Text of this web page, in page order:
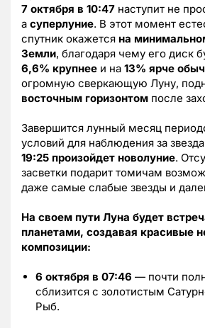
7 октября в 10:47 наступит не
а суперлуние. В этот момент
спутник окажется на
Земли, благодаря чему его диск
6,6% крупнее и на 13% ярче
огромную сверкающую Луну,
восточным горизонтом после
Завершится лунный месяц
условий для наблюдения за
19:25 произойдет новолуние.
засветки подарит томичам
даже самые слабые звезды и
На своем пути Луна будет
планетами, создавая красивые
композиции:
6 октября в 07:46 — почти
сблизится с золотистым
Рыб.